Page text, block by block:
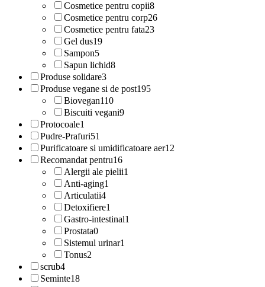
Cosmetice pentru copii8
Cosmetice pentru corp26
Cosmetice pentru fata23
Gel dus19
Sampon5
Sapun lichid8
Produse solidare3
Produse vegane si de post195
Biovegan110
Biscuiti vegani9
Protocoale1
Pudre-Prafuri51
Purificatoare si umidificatoare aer12
Recomandat pentru16
Alergii ale pielii1
Anti-aging1
Articulatii4
Detoxifiere1
Gastro-intestinal1
Prostata0
Sistemul urinar1
Tonus2
scrub4
Seminte18